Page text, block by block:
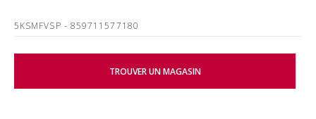
5KSMFVSP - 859711577180
TROUVER UN MAGASIN